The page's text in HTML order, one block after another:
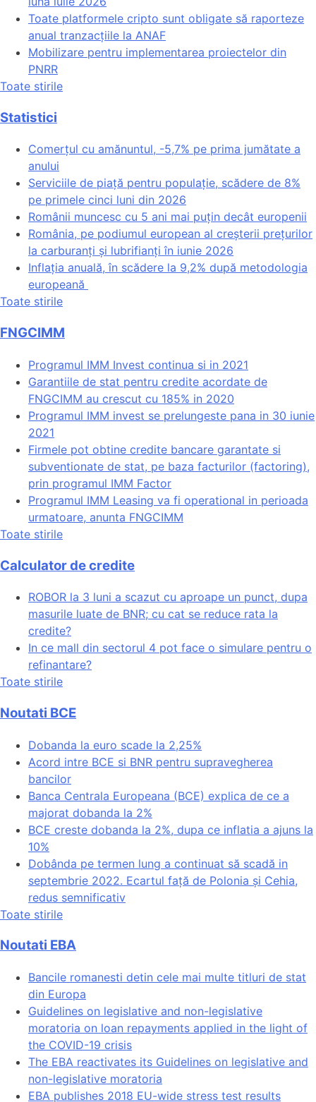
Toate platformele cripto sunt obligate să raporteze
anual tranzacțiile la ANAF
Mobilizare pentru implementarea proiectelor din
PNRR
Toate stirile
Statistici
Comerțul cu amănuntul, -5,7% pe prima jumătate a
anului
Serviciile de piață pentru populație, scădere de 8%
pe primele cinci luni din 2026
Românii muncesc cu 5 ani mai puțin decât europenii
România, pe podiumul european al creșterii prețurilor
la carburanți și lubrifianți în iunie 2026
Inflația anuală, în scădere la 9,2% după metodologia
europeană
Toate stirile
FNGCIMM
Programul IMM Invest continua si in 2021
Garantiile de stat pentru credite acordate de
FNGCIMM au crescut cu 185% in 2020
Programul IMM invest se prelungeste pana in 30 iunie
2021
Firmele pot obtine credite bancare garantate si
subventionate de stat, pe baza facturilor (factoring),
prin programul IMM Factor
Programul IMM Leasing va fi operational in perioada
urmatoare, anunta FNGCIMM
Toate stirile
Calculator de credite
ROBOR la 3 luni a scazut cu aproape un punct, dupa
masurile luate de BNR; cu cat se reduce rata la
credite?
In ce mall din sectorul 4 pot face o simulare pentru o
refinantare?
Toate stirile
Noutati BCE
Dobanda la euro scade la 2,25%
Acord intre BCE si BNR pentru supravegherea
bancilor
Banca Centrala Europeana (BCE) explica de ce a
majorat dobanda la 2%
BCE creste dobanda la 2%, dupa ce inflatia a ajuns la
10%
Dobânda pe termen lung a continuat să scadă in
septembrie 2022. Ecartul față de Polonia și Cehia,
redus semnificativ
Toate stirile
Noutati EBA
Bancile romanesti detin cele mai multe titluri de stat
din Europa
Guidelines on legislative and non-legislative
moratoria on loan repayments applied in the light of
the COVID-19 crisis
The EBA reactivates its Guidelines on legislative and
non-legislative moratoria
EBA publishes 2018 EU-wide stress test results